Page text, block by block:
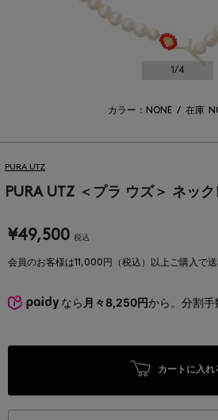
1/4
カラー：NONE / 在庫
PURA UTZ
PURA UTZ ＜プラ ウズ＞ ネック
¥49,500 税込
会員のお客様は11,000円（税込）以上ご購入で
なら 月々8,250円から。分割手
カートに入れ